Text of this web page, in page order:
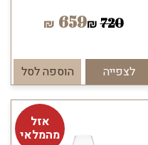
720
₪
659
₪
לצפייה הוספה לסל
אזל
מהמלאי